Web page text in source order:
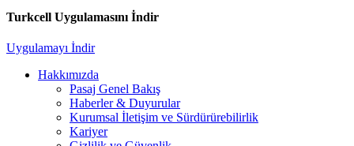
Turkcell Uygulamasını İndir
Uygulamayı İndir
Hakkımızda
Pasaj Genel Bakış
Haberler & Duyurular
Kurumsal İletişim ve Sürdürürebilirlik
Kariyer